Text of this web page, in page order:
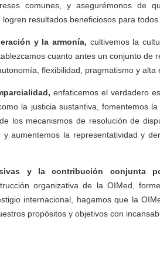
comunes, y asegurémonos de
resultados beneficiosos para todos.
y la armonía, cultivemos la
cuanto antes un conjunto de
flexibilidad, pragmatismo y alta
enfaticemos el verdadero
la justicia sustantiva, fomentemos
los mecanismos de resolución de
aumentemos la representatividad y
y la contribución conjunta
organizativa de la OIMed,
internacional, hagamos que la
propósitos y objetivos con